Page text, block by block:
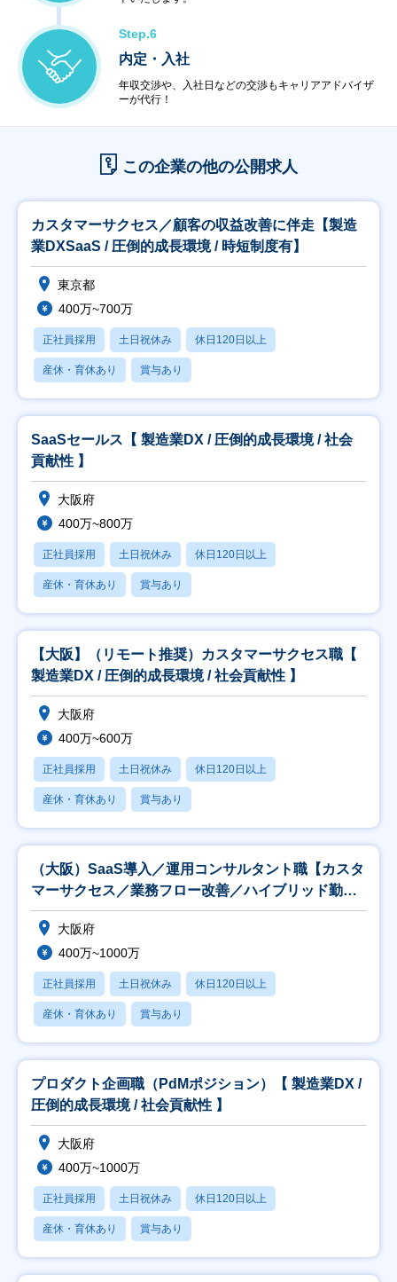
Step.6
内定・入社
年収交渉や、入社日などの交渉もキャリアアドバイザ
ーが代行！
この企業の他の公開求人
カスタマーサクセス／顧客の収益改善に伴走【製造
業DXSaaS / 圧倒的成長環境 / 時短制度有】
東京都
400万~700万
正社員採用 土日祝休み 休日120日以上
産休・育休あり 賞与あり
SaaSセールス【 製造業DX / 圧倒的成長環境 / 社会
貢献性 】
大阪府
400万~800万
正社員採用 土日祝休み 休日120日以上
産休・育休あり 賞与あり
【大阪】（リモート推奨）カスタマーサクセス職【
製造業DX / 圧倒的成長環境 / 社会貢献性 】
大阪府
400万~600万
正社員採用 土日祝休み 休日120日以上
産休・育休あり 賞与あり
（大阪）SaaS導入／運用コンサルタント職【カスタ
マーサクセス／業務フロー改善／ハイブリッド勤
務】
大阪府
400万~1000万
正社員採用 土日祝休み 休日120日以上
産休・育休あり 賞与あり
プロダクト企画職（PdMポジション）【 製造業DX /
圧倒的成長環境 / 社会貢献性 】
大阪府
400万~1000万
正社員採用 土日祝休み 休日120日以上
産休・育休あり 賞与あり